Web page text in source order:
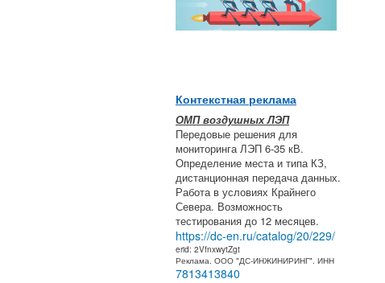
Контекстная реклама
ОМП воздушных ЛЭП
Передовые решения для
мониторинга ЛЭП 6-35 кВ.
Определение места и типа КЗ,
дистанционная передача данных.
Работа в условиях Крайнего
Севера. Возможность
тестирования до 12 месяцев.
https://dc-en.ru/catalog/20/229/
erid: 2VfnxwytZgt
Реклама. ООО "ДС-ИНЖИНИРИНГ". ИНН
7813413840